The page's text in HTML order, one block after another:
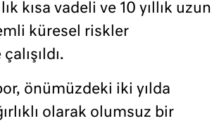
kısa vadeli ve 10 yıllık uzun
küresel riskler
önümüzdeki iki yılda
olarak olumsuz bir